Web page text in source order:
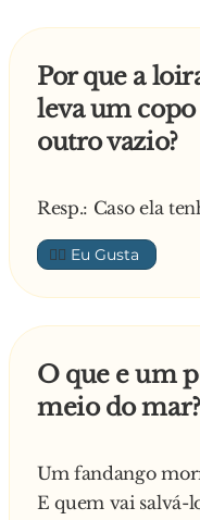
Por que a
leva um copo
outro vazio?
Resp.: Caso ela
👍🏼
O que e um
meio do mar?
Um fandango
E quem vai salvá-